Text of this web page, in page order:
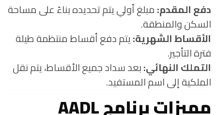
دفع المقدم:مبلغ أولي يتم تحديده بناءً على مساحة
السكن والمنطقة.
الأقساط الشهرية:يتم دفع أقساط منتظمة طيلة
فترة التأجير.
التملك النهائي:بعد سداد جميع الأقساط، يتم نقل
الملكية إلى اسم المستفيد.
مميزات برنامج AADL